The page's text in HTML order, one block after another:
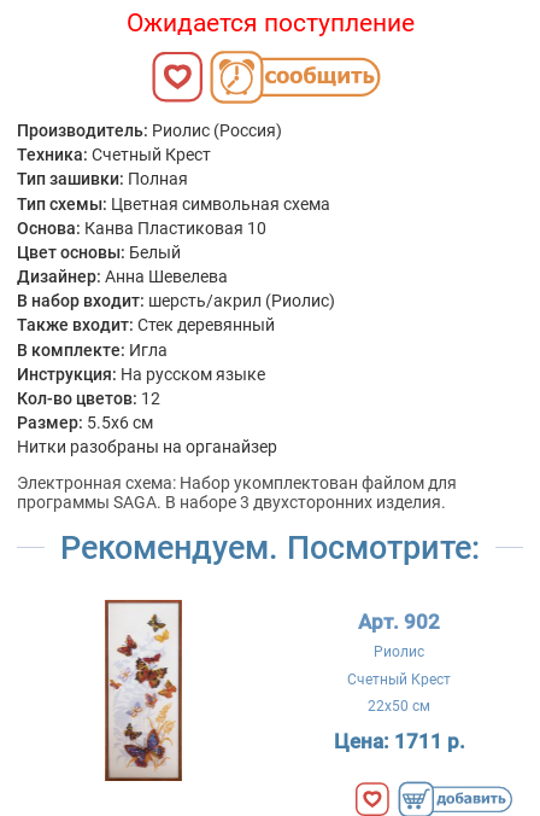
Ожидается поступление
Производитель: Риолис (Россия)
Техника: Счетный Крест
Тип зашивки: Полная
Тип схемы: Цветная символьная схема
Основа: Канва Пластиковая 10
Цвет основы: Белый
Дизайнер: Анна Шевелева
В набор входит: шерсть/акрил (Риолис)
Также входит: Стек деревянный
В комплекте: Игла
Инструкция: На русском языке
Кол-во цветов: 12
Размер: 5.5x6 см
Нитки разобраны на органайзер
Электронная схема: Набор укомплектован файлом для
программы SAGA. В наборе 3 двухсторонних изделия.
Рекомендуем. Посмотрите:
Арт. 902
Риолис
Счетный Крест
22x50 см
Цена: 1711 р.